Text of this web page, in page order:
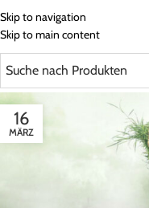
Skip to navigation
Skip to main content
16
MÄRZ